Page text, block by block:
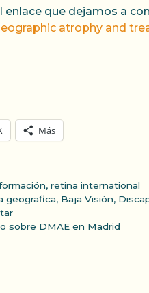
que dejamos a
atrophy and
Más
, retina international
geografica, Baja Visión,
sobre DMAE en Madrid